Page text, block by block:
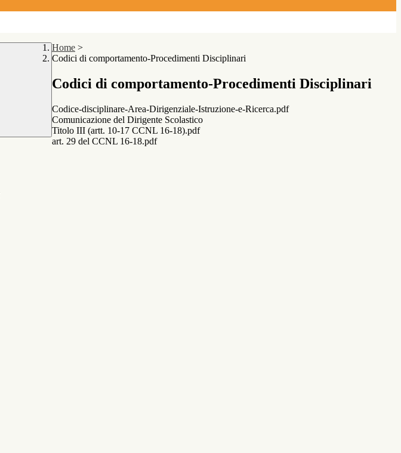
Home >
Codici di comportamento-Procedimenti Disciplinari
Codici di comportamento-Procedimenti Disciplinari
Codice-disciplinare-Area-Dirigenziale-Istruzione-e-Ricerca.pdf
Comunicazione del Dirigente Scolastico
Titolo III (artt. 10-17 CCNL 16-18).pdf
art. 29 del CCNL 16-18.pdf